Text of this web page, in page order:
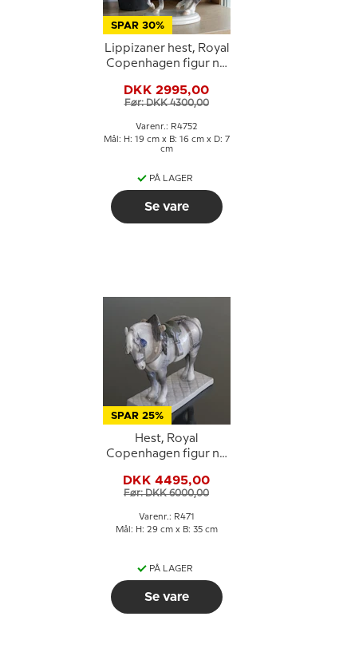
SPAR 30%
Lippizaner hest, Royal
Copenhagen figur nr.
DKK 2995,00
Før: DKK 4300,00
Varenr.: R4752
Mål: H: 19 cm x B: 16 cm x D: 7
cm
PÅ LAGER
Se vare
SPAR 25%
Hest, Royal
Copenhagen figur nr.
DKK 4495,00
Før: DKK 6000,00
Varenr.: R471
Mål: H: 29 cm x B: 35 cm
PÅ LAGER
Se vare